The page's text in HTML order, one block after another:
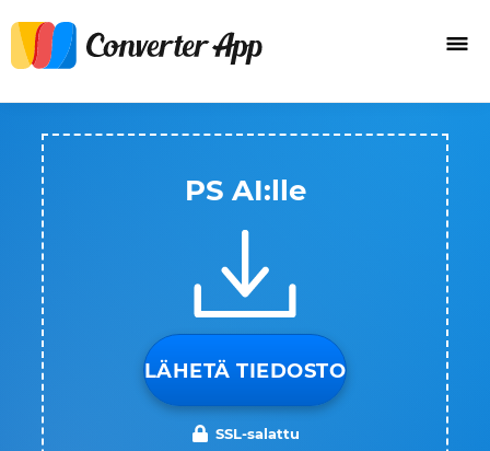
PS AI:lle
LÄHETÄ TIEDOSTO
SSL-salattu